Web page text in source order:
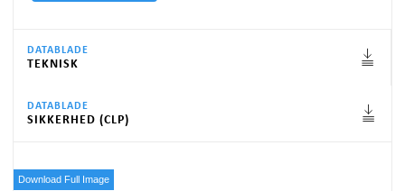
DATABLADE
TEKNISK
DATABLADE
SIKKERHED (CLP)
Download Full Image